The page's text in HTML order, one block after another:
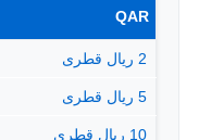
QAR
2 ريال قطرى
5 ريال قطرى
10 ريال قطرى